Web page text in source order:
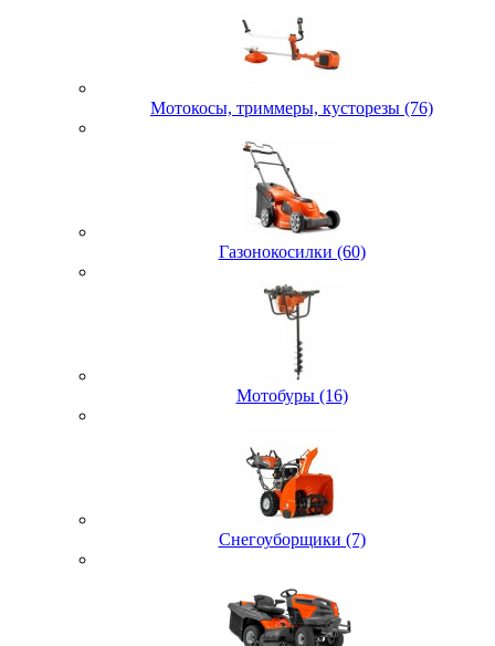
Мотокосы, триммеры, кусторезы (76)
Газонокосилки (60)
Мотобуры (16)
Снегоуборщики (7)